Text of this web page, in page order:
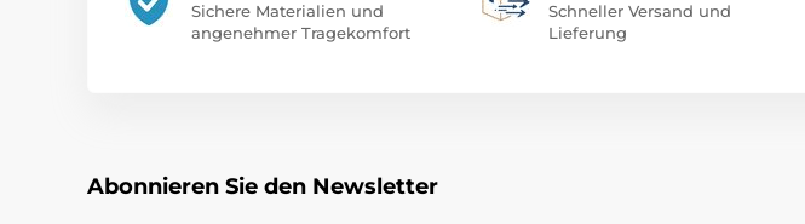
Sichere Materialien und
angenehmer Tragekomfort
Schneller Versand und
Lieferung
Abonnieren Sie den Newsletter